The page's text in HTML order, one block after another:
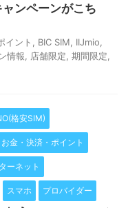
ンペーンがこち
イント BIC SIM IIJmio
情報 店舗限定 期間限定
格安SIM)
お金・決済・ポイント
ーネット
スマホ プロバイダー